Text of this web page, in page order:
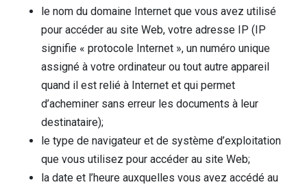
le nom du domaine Internet que vous avez utilisé
pour accéder au site Web, votre adresse IP (IP
signifie « protocole Internet », un numéro unique
assigné à votre ordinateur ou tout autre appareil
quand il est relié à Internet et qui permet
d’acheminer sans erreur les documents à leur
destinataire);
le type de navigateur et de système d’exploitation
que vous utilisez pour accéder au site Web;
la date et l’heure auxquelles vous avez accédé au